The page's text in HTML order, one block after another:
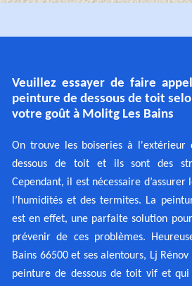
Veuillez essayer de faire
peinture de dessous de toit
votre goût à Molitg Les Bains
On trouve les boiseries à l'extérieur
dessous de toit et ils sont des
Cependant, il est nécessaire
l’humidités et des termites. La
est en effet, une parfaite solution
prévenir de ces problèmes.
Bains 66500 et ses alentours, Lj
peinture de dessous de toit vif et